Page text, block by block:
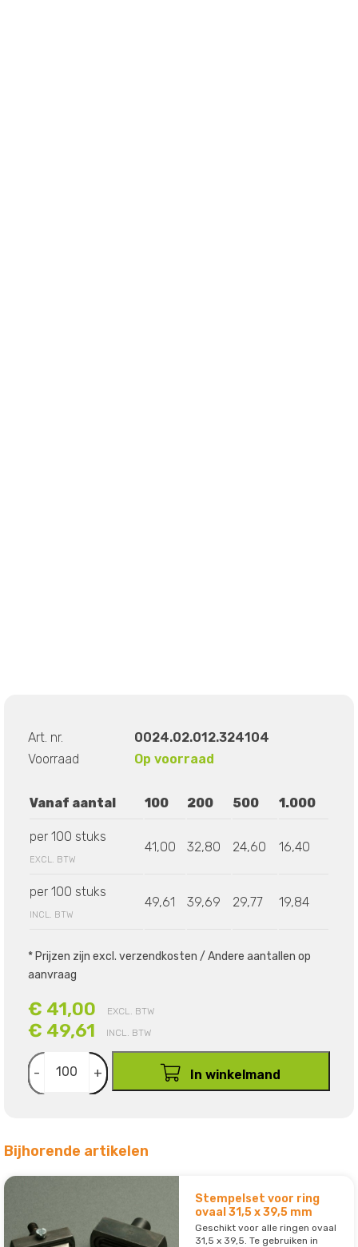
Art. nr.
0024.02.012.324104
Voorraad
Op voorraad
Vanaf aantal 100 200 500 1.000
per 100 stuks
EXCL. BTW
41,00 32,80 24,60 16,40
per 100 stuks
INCL. BTW
49,61 39,69 29,77 19,84
* Prijzen zijn excl. verzendkosten / Andere aantallen op
aanvraag
€ 41,00 EXCL. BTW
€ 49,61 INCL. BTW
- + In winkelmand
Bijhorende artikelen
Stempelset voor ring
ovaal 31,5 x 39,5 mm
Geschikt voor alle ringen ovaal
31,5 x 39,5. Te gebruiken in